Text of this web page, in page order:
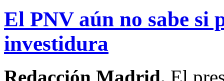
El PNV aún no sabe si
investidura